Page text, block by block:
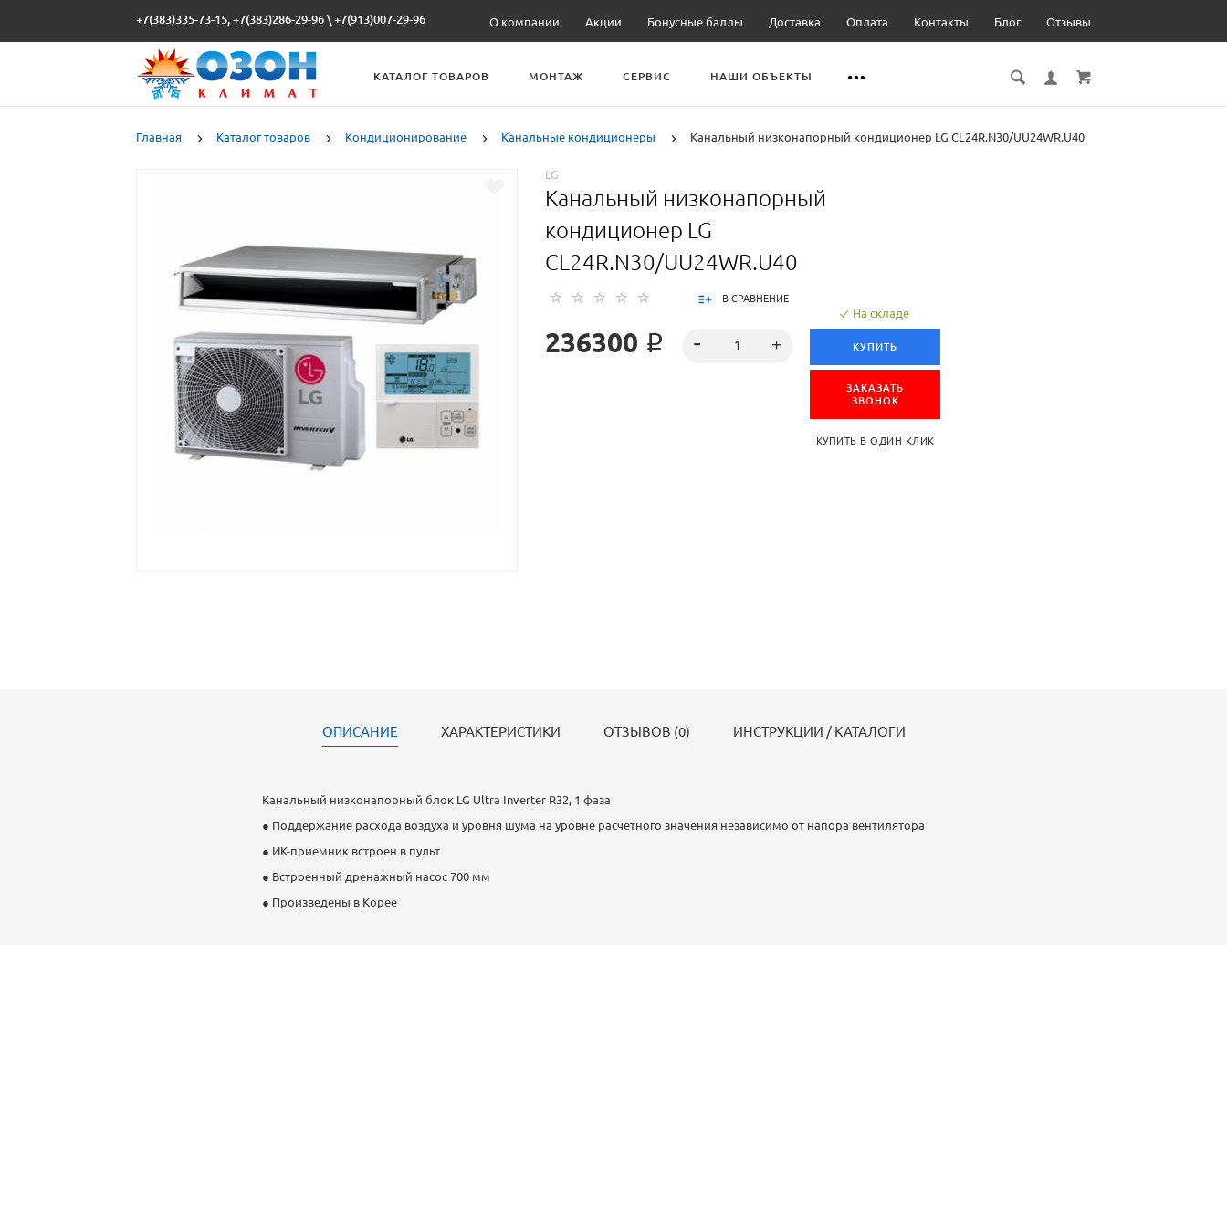
+7(383)335-73-15, +7(383)286-29-96 \+7(913)007-29-96 О компании Акции Бонусные баллы Доставка Оплата Контакты Блог Отзывы
КАТАЛОГ ТОВАРОВ МОНТАЖ СЕРВИС НАШИ ОБЪЕКТЫ
Главная Каталог товаров Кондиционирование Канальные кондиционеры Канальный низконапорный кондиционер LG CL24R.N30/UU24WR.U40
LG
Канальный низконапорный
кондиционер LG
CL24R.N30/UU24WR.U40
В СРАВНЕНИЕ
236300 ₽
На складе
КУПИТЬ
ЗАКАЗАТЬ
ЗВОНОК
КУПИТЬ В ОДИН КЛИК
ОПИСАНИЕ ХАРАКТЕРИСТИКИ ОТЗЫВОВ (0) ИНСТРУКЦИИ / КАТАЛОГИ
Канальный низконапорный блок LG Ultra Inverter R32, 1 фаза
● Поддержание расхода воздуха и уровня шума на уровне расчетного значения независимо от напора вентилятора
● ИК-приемник встроен в пульт
● Встроенный дренажный насос 700 мм
● Произведены в Корее